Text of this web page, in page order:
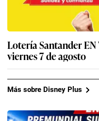
Lotería Santander EN
viernes 7 de agosto
Más sobre Disney Plus